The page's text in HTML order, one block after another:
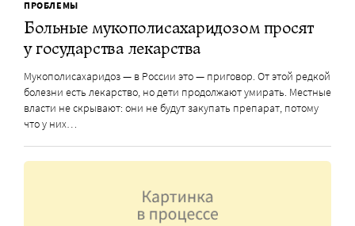
ПРОБЛЕМЫ
Больные мукополисахаридозом просят
у государства лекарства
Мукополисахаридоз — в России это — приговор. От этой редкой
болезни есть лекарство, но дети продолжают умирать. Местные
власти не скрывают: они не будут закупать препарат, потому
что у них…